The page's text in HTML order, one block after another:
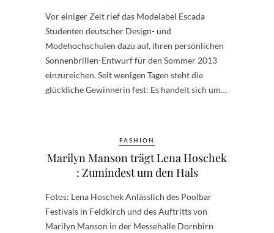
Vor einiger Zeit rief das Modelabel Escada
Studenten deutscher Design- und
Modehochschulen dazu auf, ihren persönlichen
Sonnenbrillen-Entwurf für den Sommer 2013
einzureichen. Seit wenigen Tagen steht die
glückliche Gewinnerin fest: Es handelt sich um…
FASHION
Marilyn Manson trägt Lena Hoschek
: Zumindest um den Hals
Fotos: Lena Hoschek Anlässlich des Poolbar
Festivals in Feldkirch und des Auftritts von
Marilyn Manson in der Messehalle Dornbirn